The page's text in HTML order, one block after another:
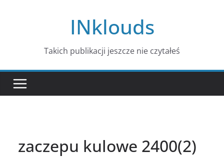
INklouds
Takich publikacji jeszcze nie czytałeś
zaczepu kulowe 2400(2)